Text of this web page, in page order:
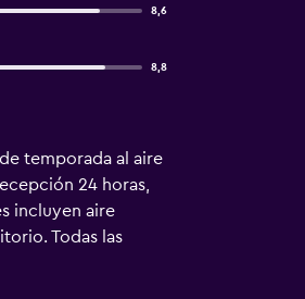
8,6
8,8
temporada al aire
24 horas,
incluyen aire
Todas las
Las unidades
km. El aeropuerto